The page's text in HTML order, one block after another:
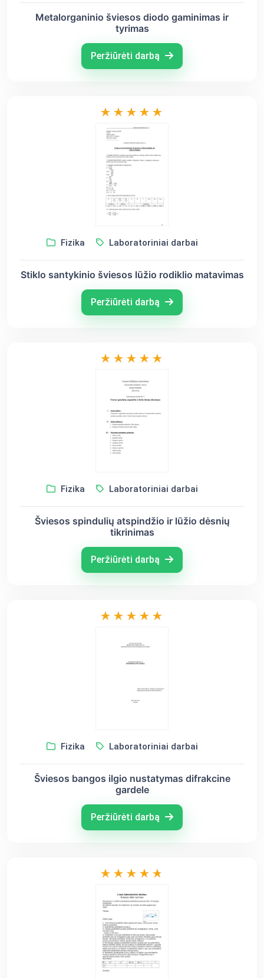
Metalorganinio šviesos diodo gaminimas ir
tyrimas
Peržiūrėti darbą
Fizika Laboratoriniai darbai
Stiklo santykinio šviesos lūžio rodiklio matavimas
Peržiūrėti darbą
Fizika Laboratoriniai darbai
Šviesos spindulių atspindžio ir lūžio dėsnių
tikrinimas
Peržiūrėti darbą
Fizika Laboratoriniai darbai
Šviesos bangos ilgio nustatymas difrakcine
gardele
Peržiūrėti darbą